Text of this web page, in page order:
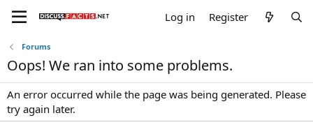
Log in Register
Forums
Oops! We ran into some problems.
An error occurred while the page was being generated. Please
try again later.